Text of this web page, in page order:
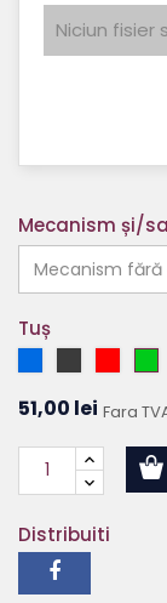
Niciun fisier
Mecanism și/
Tuș
Roșu
51,00 lei Fara
Distribuiti